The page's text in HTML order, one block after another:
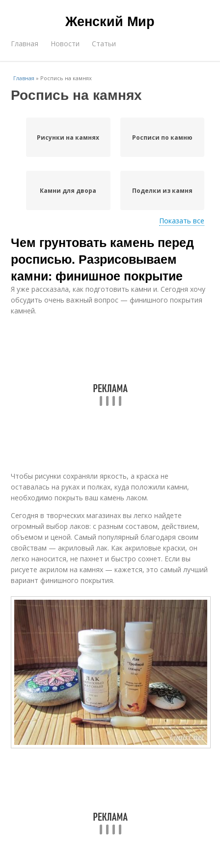
Женский Мир
Главная Новости Статьи
Главная » Роспись на камнях
Роспись на камнях
Рисунки на камнях Росписи по камню
Камни для двора Поделки из камня
Дом на камне
Инструкция по
росписи
Камни для
начинающих
Искусственные камни
Показать все
Чем грунтовать камень перед
росписью. Разрисовываем
камни: финишное покрытие
Я уже рассказала, как подготовить камни и. Сегодня хочу
обсудить очень важный вопрос — финишного покрытия
камней.
Чтобы рисунки сохраняли яркость, а краска не
оставалась на руках и полках, куда положили камни,
необходимо покрыть ваш камень лаком.
Сегодня в творческих магазинах вы легко найдете
огромный выбор лаков: с разным составом, действием,
объемом и ценой. Самый популярный благодаря своим
свойствам — акриловый лак. Как акриловые краски, он
легко наносится, не пахнет и быстро сохнет. Если вы
рисуете акрилом на камнях — кажется, это самый лучший
вариант финишного покрытия.